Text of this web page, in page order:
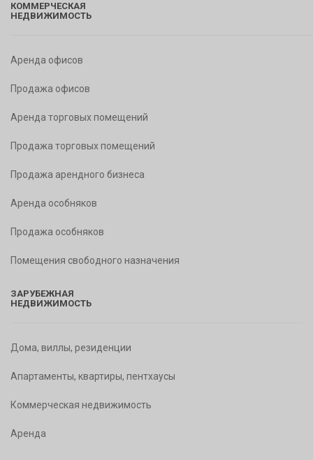
КОММЕРЧЕСКАЯ
НЕДВИЖИМОСТЬ
Аренда офисов
Продажа офисов
Аренда торговых помещений
Продажа торговых помещений
Продажа арендного бизнеса
Аренда особняков
Продажа особняков
Помещения свободного назначения
ЗАРУБЕЖНАЯ
НЕДВИЖИМОСТЬ
Дома, виллы, резиденции
Апартаменты, квартиры, пентхаусы
Коммерческая недвижимость
Аренда